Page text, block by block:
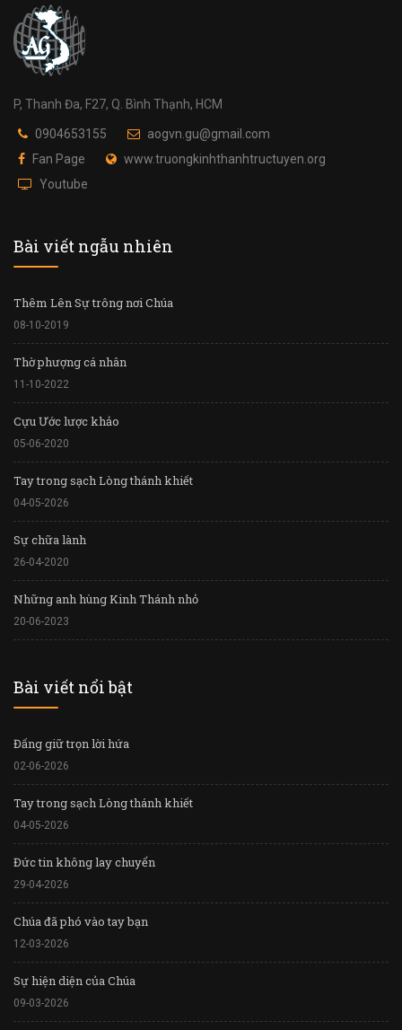
P, Thanh Đa, F27, Q. Bình Thạnh, HCM
0904653155
aogvn.gu@gmail.com
Fan Page
www.truongkinhthanhtructuyen.org
Youtube
Bài viết ngẫu nhiên
Thêm Lên Sự trông nơi Chúa
08-10-2019
Thờ phượng cá nhân
11-10-2022
Cựu Ước lược khảo
05-06-2020
Tay trong sạch Lòng thánh khiết
04-05-2026
Sự chữa lành
26-04-2020
Những anh hùng Kinh Thánh nhỏ
20-06-2023
Bài viết nổi bật
Đấng giữ trọn lời hứa
02-06-2026
Tay trong sạch Lòng thánh khiết
04-05-2026
Đức tin không lay chuyển
29-04-2026
Chúa đã phó vào tay bạn
12-03-2026
Sự hiện diện của Chúa
09-03-2026